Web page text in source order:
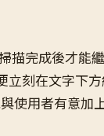
描完成後才能
立刻在文字下
使用者有意加